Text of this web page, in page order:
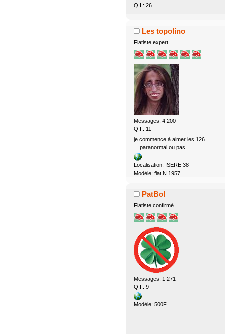
Q.I.: 26
Les topolino
Fiatiste expert
Messages: 4.200
Q.I.: 11
je commence à aimer les 126
....paranormal ou pas
Localisation: ISERE 38
Modèle: fiat N 1957
PatBol
Fiatiste confirmé
Messages: 1.271
Q.I.: 9
Modèle: 500F